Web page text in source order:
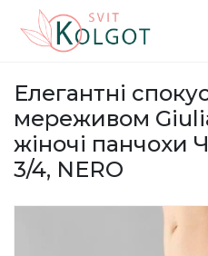
Елегантні
мереживом
жіночі панчохи
3/4, NERO